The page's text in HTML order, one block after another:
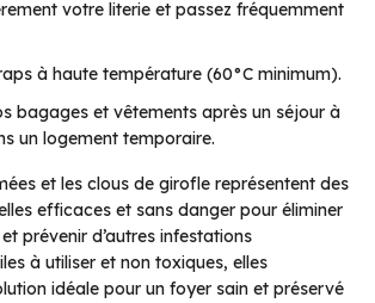
votre literie et passez fréquemment
à haute température (60°C minimum).
bagages et vêtements après un séjour à
un logement temporaire.
et les clous de girofle représentent des
efficaces et sans danger pour éliminer
prévenir d’autres infestations
à utiliser et non toxiques, elles
idéale pour un foyer sain et préservé